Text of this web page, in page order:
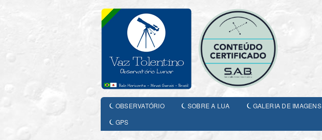
OBSERVATÓRIO SOBRE A LUA GALERIA DE IMAGENS
GPS